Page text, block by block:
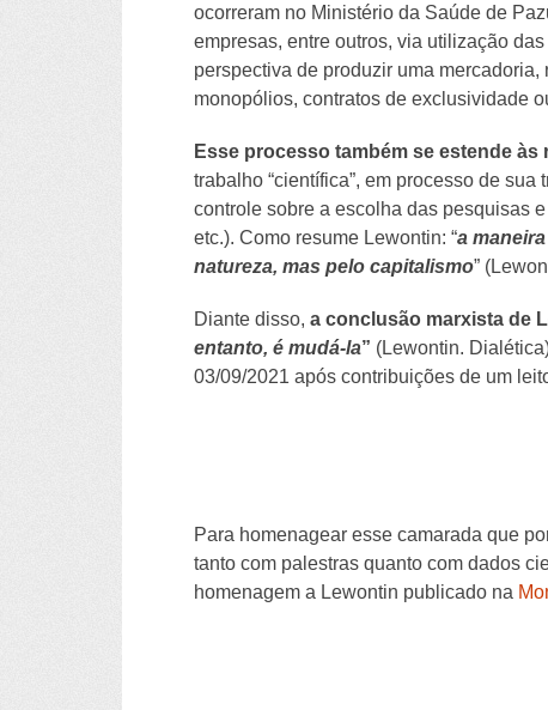
ocorreram no Ministério da Saúde de
empresas, entre outros, via utilização
perspectiva de produzir uma
monopólios, contratos de exclusividade
Esse processo também se estende
trabalho “científica”, em processo de
controle sobre a escolha das pesquisas
etc.). Como resume Lewontin: “a
natureza, mas pelo capitalismo”
Diante disso, a conclusão marxista de
entanto, é mudá-la” (Lewontin.
03/09/2021 após contribuições de um
Para homenagear esse camarada que
tanto com palestras quanto com dados
homenagem a Lewontin publicado na